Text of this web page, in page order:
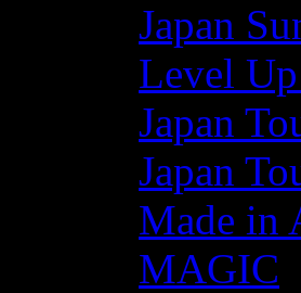
Japan
Level
Japan
Japan
Made in
MAGIC